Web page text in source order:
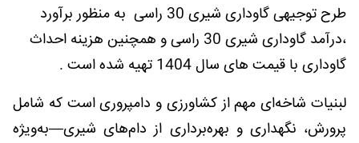
طرح توجیهی گاوداری شیری 30 راسی به منظور برآورد
،درآمد گاوداری شیری 30 راسی و همچنین هزینه احداث
گاوداری با قیمت های سال 1404 تهیه شده است .
لبنیات شاخه‌ای مهم از کشاورزی و دامپروری است که شامل
پرورش، نگهداری و بهره‌برداری از دام‌های شیری—به‌ویژه